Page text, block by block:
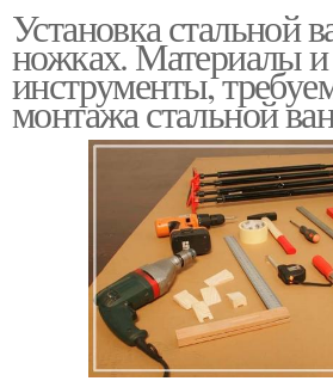
Установка стальной
ножках. Материалы и
инструменты,
монтажа стальной